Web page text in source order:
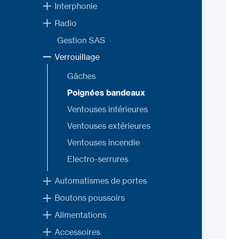
Interphonie
Radio
Gestion SAS
Verrouillage
Gâches
Poignées bandeaux
Ventouses intérieures
Ventouses extérieures
Ventouses incendie
Electro-serrures
Automatismes de portes
Boutons poussoirs
Alimentations
Accessoires